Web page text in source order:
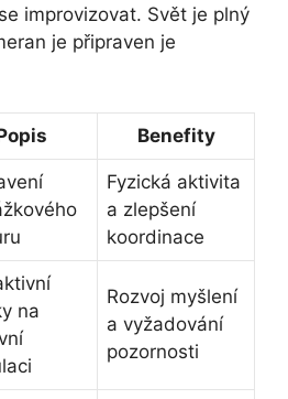
improvizovat. Svět je plný
je připraven je
Benefity
Fyzická aktivita
a zlepšení
koordinace
na
Rozvoj myšlení
a vyžadování
pozornosti